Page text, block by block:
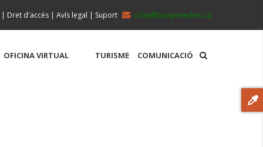
ccbp@baixpenedes.cat
| Dret d'accés | Avís legal | Suport
OFICINA VIRTUAL TURISME COMUNICACIÓ